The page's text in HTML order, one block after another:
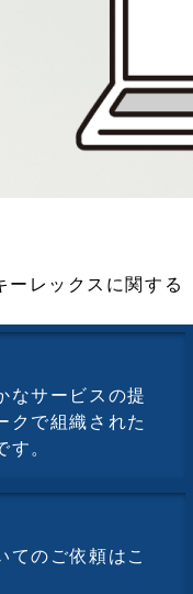
ーレックスに関する
なサービスの提
クで組織された
す。
てのご依頼はこ